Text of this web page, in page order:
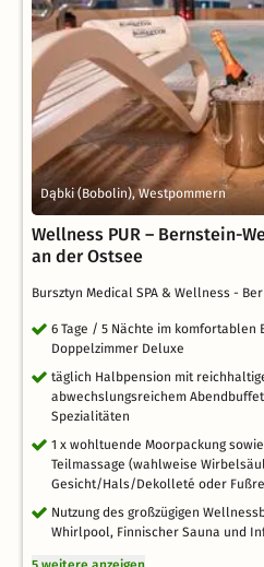
Dąbki (Bobolin), Westpommern
Wellness PUR – Bernstein-
an der Ostsee
Bursztyn Medical SPA & Wellness -
6 Tage / 5 Nächte im komfortablen
Doppelzimmer Deluxe
täglich Halbpension mit
abwechslungsreichem
Spezialitäten
1 x wohltuende Moorpackung
Teilmassage (wahlweise
Gesicht/Hals/Dekolleté oder
Nutzung des großzügigen
Whirlpool, Finnischer Sauna und